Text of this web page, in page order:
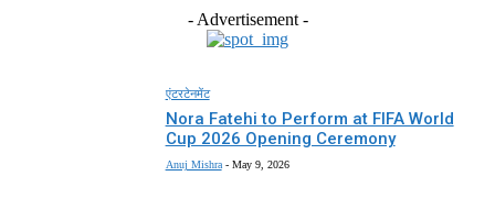
- Advertisement -
एंटरटेनमेंट
Nora Fatehi to Perform at FIFA World
Cup 2026 Opening Ceremony
Anuj Mishra - May 9, 2026